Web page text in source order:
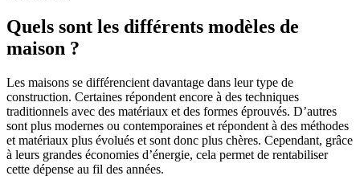
Quels sont les différents modèles de
maison ?
Les maisons se différencient davantage dans leur type de
construction. Certaines répondent encore à des techniques
traditionnels avec des matériaux et des formes éprouvés. D’autres
sont plus modernes ou contemporaines et répondent à des méthodes
et matériaux plus évolués et sont donc plus chères. Cependant, grâce
à leurs grandes économies d’énergie, cela permet de rentabiliser
cette dépense au fil des années.